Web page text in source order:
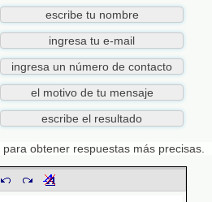
obtener respuestas más precisas.